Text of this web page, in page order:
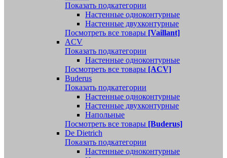
Показать подкатегории
Настенные одноконтурные
Настенные двухконтурные
Посмотреть все товары [Vaillant]
ACV
Показать подкатегории
Настенные одноконтурные
Посмотреть все товары [ACV]
Buderus
Показать подкатегории
Настенные одноконтурные
Настенные двухконтурные
Напольные
Посмотреть все товары [Buderus]
De Dietrich
Показать подкатегории
Настенные одноконтурные